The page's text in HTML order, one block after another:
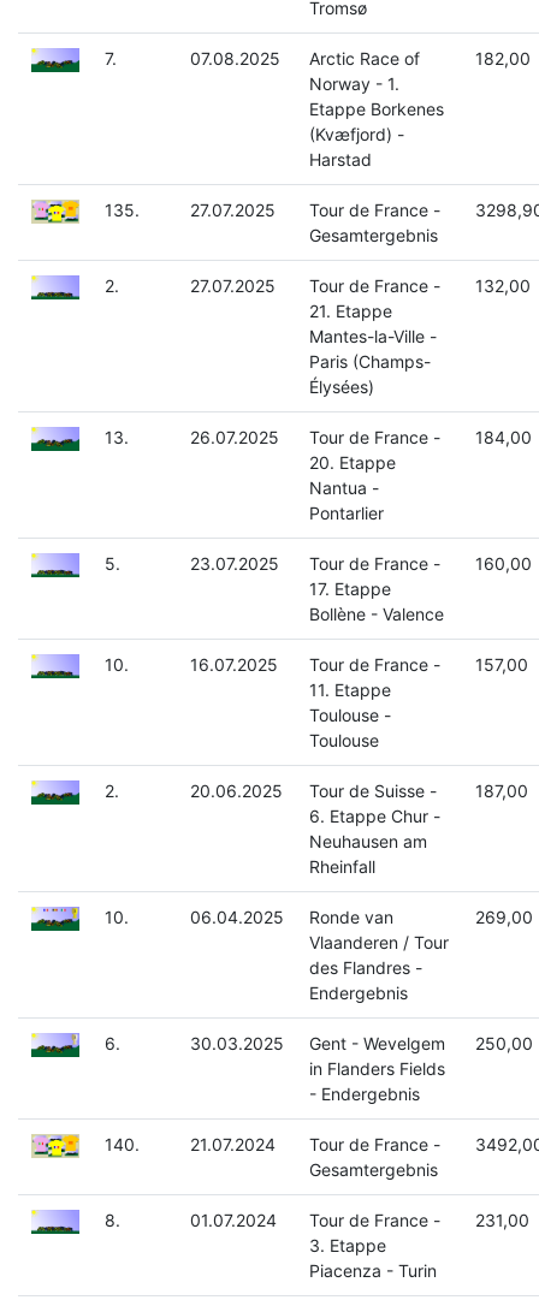
Tromsø
7. 07.08.2025
Arctic Race of
Norway - 1.
Etappe Borkenes
(Kvæfjord) -
Harstad
182,00
135. 27.07.2025
Tour de France -
Gesamtergebnis
2. 27.07.2025
Tour de France -
21. Etappe
Mantes-la-Ville -
Paris (Champs-
Élysées)
132,00
13. 26.07.2025
Tour de France -
20. Etappe
Nantua -
Pontarlier
184,00
5. 23.07.2025
Tour de France -
17. Etappe
Bollène - Valence
160,00
10. 16.07.2025
Tour de France -
11. Etappe
Toulouse -
Toulouse
157,00
2. 20.06.2025
Tour de Suisse -
6. Etappe Chur -
Neuhausen am
Rheinfall
187,00
10. 06.04.2025
Ronde van
Vlaanderen / Tour
des Flandres -
Endergebnis
269,00
6. 30.03.2025
Gent - Wevelgem
in Flanders Fields
- Endergebnis
250,00
140. 21.07.2024
Tour de France -
Gesamtergebnis
8. 01.07.2024
Tour de France -
3. Etappe
Piacenza - Turin
231,00